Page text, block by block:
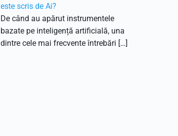
este scris de Ai?
De când au apărut instrumentele
bazate pe inteligență artificială, una
dintre cele mai frecvente întrebări […]